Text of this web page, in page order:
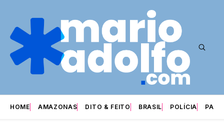
HOME AMAZONAS DITO & FEITO BRASIL POLÍCIA